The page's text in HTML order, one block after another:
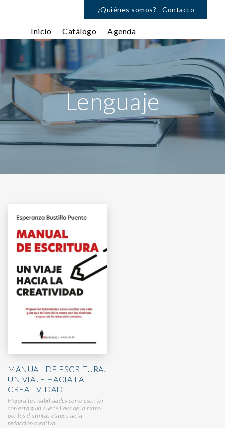
¿Quiénes somos? Contacto
Inicio Catálogo Agenda
Lenguaje
MANUAL DE ESCRITURA.
UN VIAJE HACIA LA
CREATIVIDAD
Mejora tus habilidades como escritor
con esta guía que te lleva de la mano
por las distintas etapas de la
redacción creativa